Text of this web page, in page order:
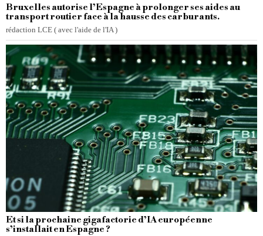
Bruxelles autorise l’Espagne à prolonger ses aides au
transport routier face à la hausse des carburants.
rédaction LCE ( avec l'aide de l'IA )
Et si la prochaine gigafactorie d’IA européenne
s’installait en Espagne ?